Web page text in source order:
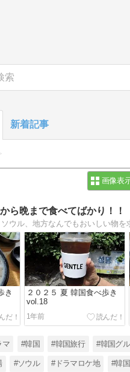
新着記事
画像表
ら晩まで食べてばかり！！
き
２０２５ 夏 韓国食べ歩き
vol.18
1年前
マ #韓国 #韓国旅行 #韓国グ
#ソウル #ドラマロケ地 #韓